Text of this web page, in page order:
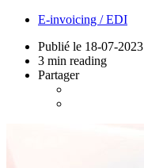
E-invoicing / EDI
Publié le 18-07-2023
3 min reading
Partager